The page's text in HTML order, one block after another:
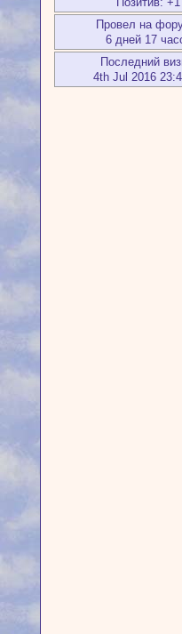
Провел на
6 дней 17
Последний
4th Jul 2016